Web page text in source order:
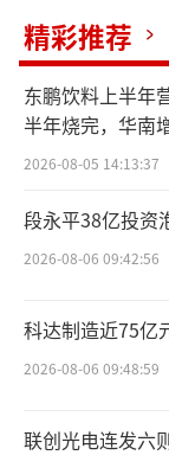
一时间
药的话题引
医院难买
进口原
家集采政策
带量采购，
价格来争取
格相对昂
在“带量”要
精彩推荐
东鹏饮料上半年
半年烧完，华南
2026-08-05 14:13:37
段永平38亿投资
2026-08-06 09:42:56
科达制造近75亿
2026-08-06 09:48:59
联创光电连发六